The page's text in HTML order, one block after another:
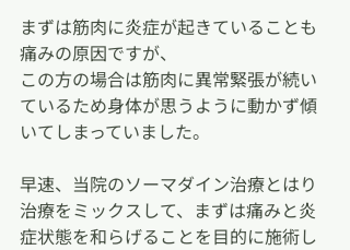
まずは筋肉に炎症が起きていることも
痛みの原因ですが、
この方の場合は筋肉に異常緊張が続い
ているため身体が思うように動かず傾
いてしまっていました。
早速、当院のソーマダイン治療とはり
治療をミックスして、まずは痛みと炎
症状態を和らげることを目的に施術し